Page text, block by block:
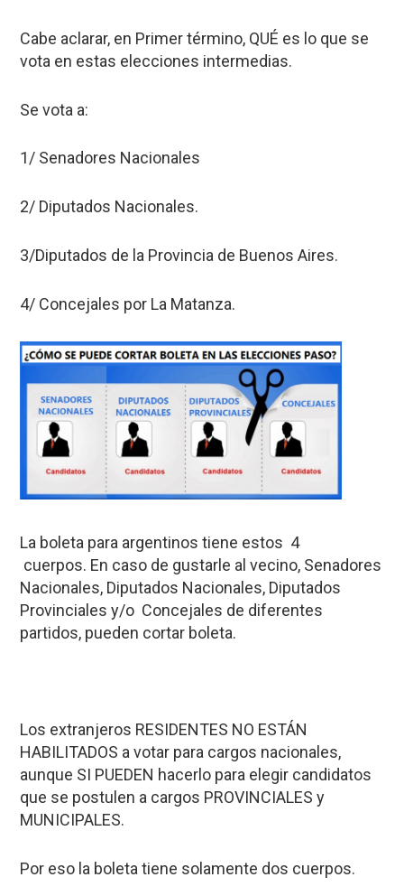
Cabe aclarar, en Primer término, QUÉ es lo que se
vota en estas elecciones intermedias.
Se vota a:
1/ Senadores Nacionales
2/ Diputados Nacionales.
3/Diputados de la Provincia de Buenos Aires.
4/ Concejales por La Matanza.
La boleta para argentinos tiene estos 4
cuerpos. En caso de gustarle al vecino, Senadores
Nacionales, Diputados Nacionales, Diputados
Provinciales y/o Concejales de diferentes
partidos, pueden cortar boleta.
Los extranjeros RESIDENTES NO ESTÁN
HABILITADOS a votar para cargos nacionales,
aunque SI PUEDEN hacerlo para elegir candidatos
que se postulen a cargos PROVINCIALES y
MUNICIPALES.
Por eso la boleta tiene solamente dos cuerpos.